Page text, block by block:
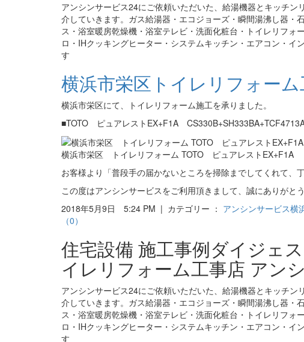
アンシンサービス24にご依頼いただいた、給湯機器とキッチ
介していきます。ガス給湯器・エコジョーズ・瞬間湯沸し器
ス・浴室暖房乾燥機・浴室テレビ・洗面化粧台・トイレリフ
ロ・IHクッキングヒーター・システムキッチン・エアコン・
す
横浜市栄区トイレリフォー
横浜市栄区にて、トイレリフォーム施工を承りました。
■TOTO ピュアレストEX+F1A
横浜市栄区 トイレリフォーム TOTO ピュアレストEX+F1A
お客様より「普段手の届かないところを掃除までしてくれて、
この度はアンシンサービスをご利用頂きまして、誠にありがと
2018年5月9日 5:24 PM | カテゴリー ： アンシンサービス横
（0）
住宅設備 施工事例ダイジェ
イレリフォーム工事店 アン
アンシンサービス24にご依頼いただいた、給湯機器とキッチ
介していきます。ガス給湯器・エコジョーズ・瞬間湯沸し器
ス・浴室暖房乾燥機・浴室テレビ・洗面化粧台・トイレリフ
ロ・IHクッキングヒーター・システムキッチン・エアコン・
す